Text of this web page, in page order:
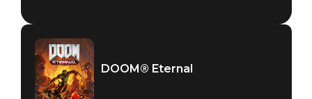
DOOM® Eternal